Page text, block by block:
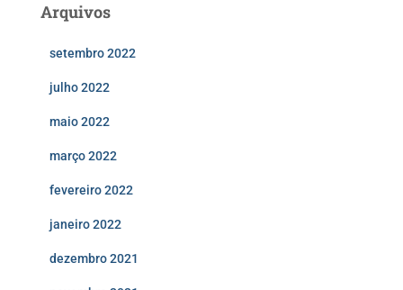
Arquivos
setembro 2022
julho 2022
maio 2022
março 2022
fevereiro 2022
janeiro 2022
dezembro 2021